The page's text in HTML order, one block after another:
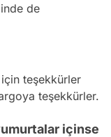
de
teşekkürler
teşekkürler.
içinse